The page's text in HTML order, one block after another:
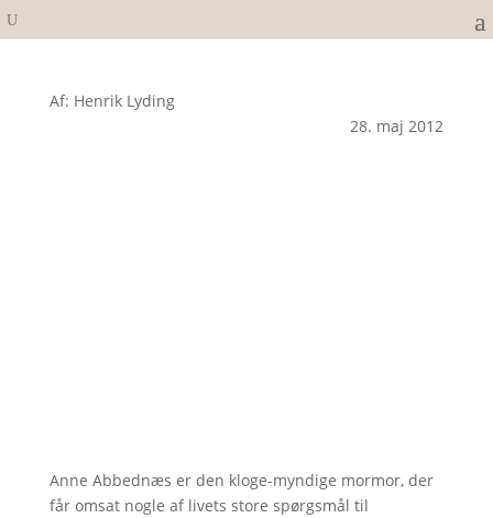
Af: Henrik Lyding
28. maj 2012
Anne Abbednæs er den kloge-myndige mormor, der
får omsat nogle af livets store spørgsmål til